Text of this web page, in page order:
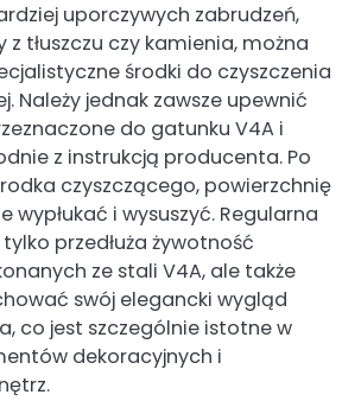
uporczywych zabrudzeń,
z tłuszczu czy kamienia, można
środki do czyszczenia
Należy jednak zawsze upewnić
do gatunku V4A i
z instrukcją producenta. Po
czyszczącego, powierzchnię
wypłukać i wysuszyć. Regularna
przedłuża żywotność
ze stali V4A, ale także
swój elegancki wygląd
co jest szczególnie istotne w
dekoracyjnych i